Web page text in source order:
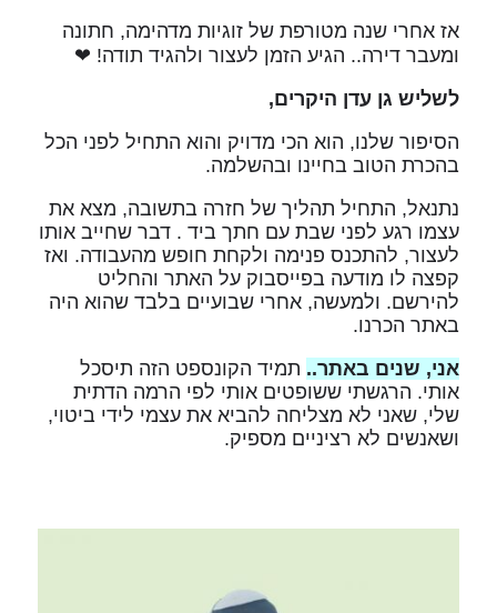
אז אחרי שנה מטורפת של זוגיות מדהימה, חתונה
ומעבר דירה.. הגיע הזמן לעצור ולהגיד תודה! ❤
לשליש גן עדן היקרים,
הסיפור שלנו, הוא הכי מדויק והוא התחיל לפני הכל
בהכרת הטוב בחיינו ובהשלמה.
נתנאל, התחיל תהליך של חזרה בתשובה, מצא את
עצמו רגע לפני שבת עם חתך ביד . דבר שחייב אותו
לעצור, להתכנס פנימה ולקחת חופש מהעבודה. ואז
קפצה לו מודעה בפייסבוק על האתר והחליט
להירשם. ולמעשה, אחרי שבועיים בלבד שהוא היה
באתר הכרנו.
אני, שנים באתר.. תמיד הקונספט הזה תיסכל
אותי. הרגשתי ששופטים אותי לפי הרמה הדתית
שלי, שאני לא מצליחה להביא את עצמי לידי ביטוי,
ושאנשים לא רציניים מספיק.